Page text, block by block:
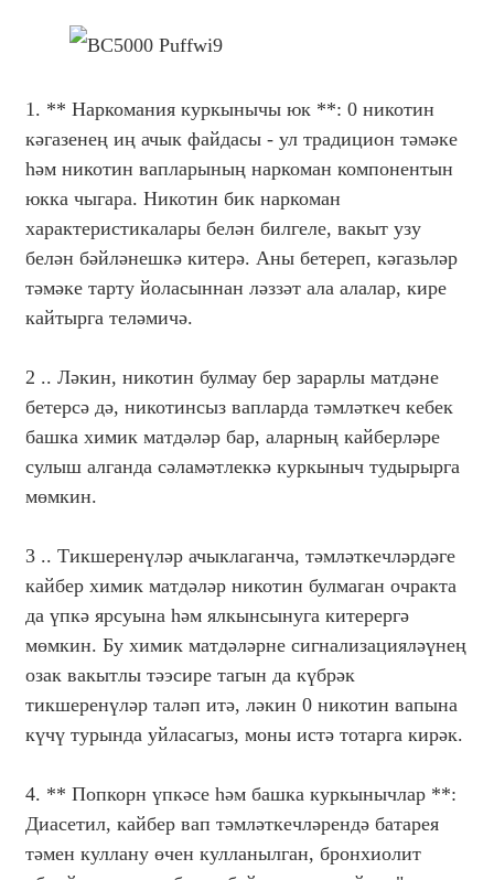
1. ** Наркомания куркынычы юк **: 0 никотин
кәгазенең иң ачык файдасы - ул традицион тәмәке
һәм никотин вапларының наркоман компонентын
юкка чыгара. Никотин бик наркоман
характеристикалары белән билгеле, вакыт узу
белән бәйләнешкә китерә. Аны бетереп, кәгазьләр
тәмәке тарту йоласыннан ләззәт ала алалар, кире
кайтырга теләмичә.
2 .. Ләкин, никотин булмау бер зарарлы матдәне
бетерсә дә, никотинсыз вапларда тәмләткеч кебек
башка химик матдәләр бар, аларның кайберләре
сулыш алганда сәламәтлеккә куркыныч тудырырга
мөмкин.
3 .. Тикшеренүләр ачыклаганча, тәмләткечләрдәге
кайбер химик матдәләр никотин булмаган очракта
да үпкә ярсуына һәм ялкынсынуга китерергә
мөмкин. Бу химик матдәләрне сигнализацияләүнең
озак вакытлы тәэсире тагын да күбрәк
тикшеренүләр таләп итә, ләкин 0 никотин вапына
күчү турында уйласагыз, моны истә тотарга кирәк.
4. ** Попкорн үпкәсе һәм башка куркынычлар **:
Диасетил, кайбер вап тәмләткечләрендә батарея
тәмен куллану өчен кулланылган, бронхиолит